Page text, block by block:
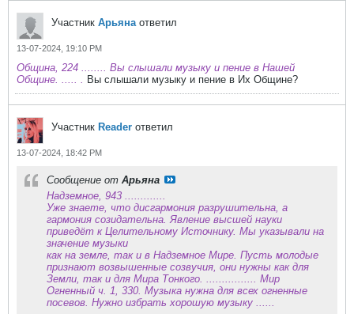
Участник Арьяна ответил
13-07-2024, 19:10 PM
Община, 224 ........ Вы слышали музыку и пение в Нашей
Общине. ..... . Вы слышали музыку и пение в Их Общине?
Участник Reader ответил
13-07-2024, 18:42 PM
Сообщение от Арьяна
Надземное, 943 .............
Уже знаете, что дисгармония разрушительна, а
гармония созидательна. Явление высшей науки
приведёт к Целительному Источнику. Мы указывали на
значение музыки
как на земле, так и в Надземное Мире. Пусть молодые
признают возвышенные созвучия, они нужны как для
Земли, так и для Мира Тонкого. ................ Мир
Огненный ч. 1, 330. Музыка нужна для всех огненные
посевов. Нужно избрать хорошую музыку ......